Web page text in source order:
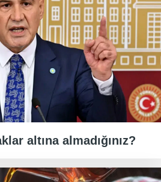
altına almadığınız?